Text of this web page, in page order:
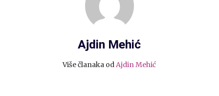
Ajdin Mehić
Više članaka odAjdin Mehić